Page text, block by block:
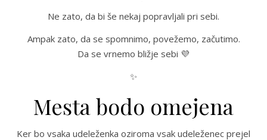
Ne zato, da bi še nekaj popravljali pri sebi.
Ampak zato, da se spomnimo, povežemo, začutimo.
Da se vrnemo bližje sebi 💜
✨
Mesta bodo omejena
Ker bo vsaka udeleženka oziroma vsak udeleženec prejel